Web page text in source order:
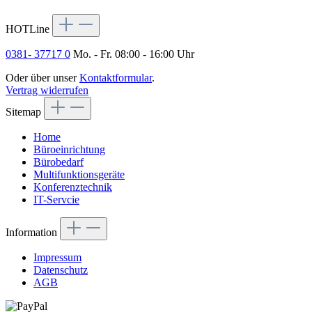
HOTLine
0381- 37717 0 Mo. - Fr. 08:00 - 16:00 Uhr
Oder über unserKontaktformular.
Vertrag widerrufen
Sitemap
Home
Büroeinrichtung
Bürobedarf
Multifunktionsgeräte
Konferenztechnik
IT-Servcie
Information
Impressum
Datenschutz
AGB